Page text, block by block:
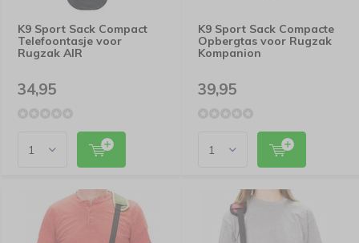
K9 Sport Sack Compact
Telefoontasje voor
Rugzak AIR
34,95
K9 Sport Sack Compacte
Opbergtas voor Rugzak
Kompanion
39,95